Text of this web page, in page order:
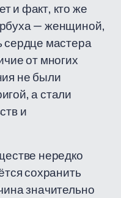
и факт, кто же
— женщиной,
сердце мастера
от многих
не были
а стали
и
нередко
сохранить
значительно